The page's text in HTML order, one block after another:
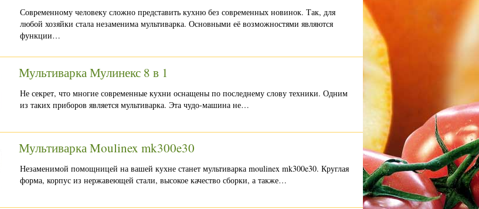
Современному человеку сложно представить кухню без современных новинок. Так, для
любой хозяйки стала незаменима мультиварка. Основными её возможностями являются
функции…
Мультиварка Мулинекс 8 в 1
Не секрет, что многие современные кухни оснащены по последнему слову техники. Одним
из таких приборов является мультиварка. Эта чудо-машина не…
Мультиварка Moulinex mk300e30
Незаменимой помощницей на вашей кухне станет мультиварка moulinex mk300e30. Круглая
форма, корпус из нержавеющей стали, высокое качество сборки, а также…